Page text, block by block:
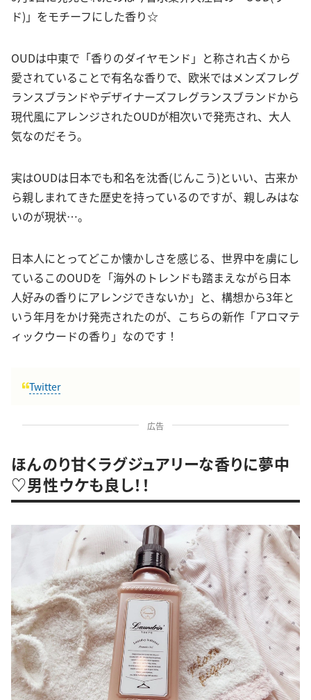
ド)」をモチーフにした香り☆
OUDは中東で「香りのダイヤモンド」と称され古くから
愛されていることで有名な香りで、欧米ではメンズフレグ
ランスブランドやデザイナーズフレグランスブランドから
現代風にアレンジされたOUDが相次いで発売され、大人
気なのだそう。
実はOUDは日本でも和名を沈香(じんこう)といい、古来か
ら親しまれてきた歴史を持っているのですが、親しみはな
いのが現状…。
日本人にとってどこか懐かしさを感じる、世界中を虜にし
ているこのOUDを「海外のトレンドも踏まえながら日本
人好みの香りにアレンジできないか」と、構想から3年と
いう年月をかけ発売されたのが、こちらの新作「アロマテ
ィックウードの香り」なのです！
Twitter
広告
ほんのり甘くラグジュアリーな香りに夢中
♡男性ウケも良し！！